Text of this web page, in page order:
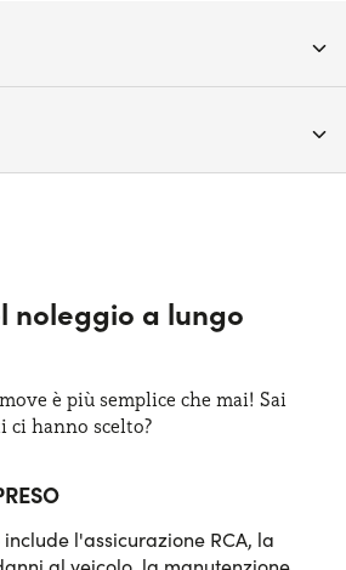
noleggio a lungo
è più semplice che mai! Sai
ci hanno scelto?
l'assicurazione RCA, la